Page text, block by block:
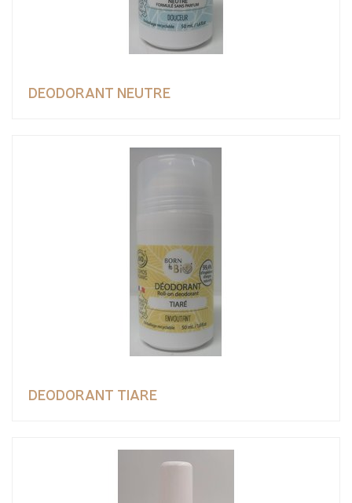
DEODORANT NEUTRE
DEODORANT TIARE